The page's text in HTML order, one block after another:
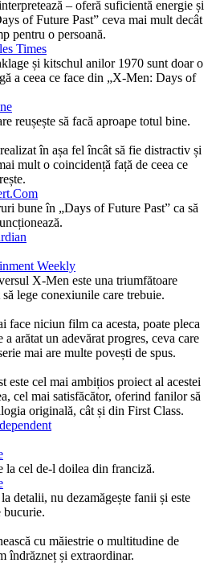
– oferă suficientă energie și
of Future Past” ceva mai mult decât
pentru o persoană.
Times
și kitschul anilor 1970 sunt doar o
a ceea ce face din „X-Men: Days of
reușește să facă aproape totul bine.
în așa fel încât să fie distractiv și
mult o coincidență față de ceea ce
bune în „Days of Future Past” ca să
Weekly
X-Men este una triumfătoare
lege conexiunile care trebuie.
face niciun film ca acesta, poate pleca
arătat un adevărat progres, ceva care
mai are multe povești de spus.
este cel mai ambițios proiect al acestei
cel mai satisfăcător, oferind fanilor să
originală, cât și din First Class.
cel de-l doilea din franciză.
detalii, nu dezamăgește fanii și este
bucurie.
cu măiestrie o multitudine de
îndrăzneț și extraordinar.